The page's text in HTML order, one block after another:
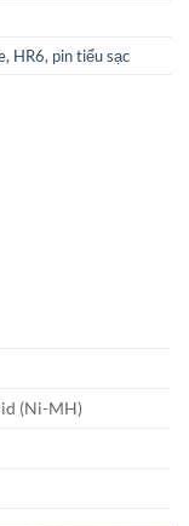
, HR6, pin tiểu sạc
(Ni-MH)